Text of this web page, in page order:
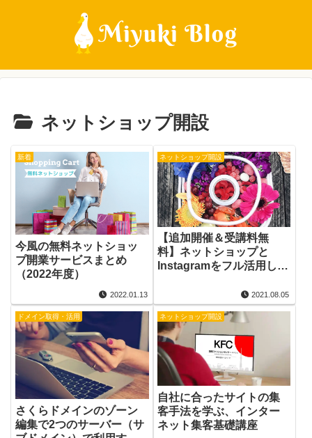
ネットショップ開設
新着
今風の無料ネットショッ
プ開業サービスまとめ
（2022年度）
2022.01.13
ネットショップ開設
【追加開催＆受講料無
料】ネットショップと
Instagramをフル活用した
2021.08.05
ドメイン取得・活用
さくらドメインのゾーン
編集で2つのサーバー（サ
ネットショップ開設
自社に合ったサイトの集
客手法を学ぶ、インター
ネット集客基礎講座